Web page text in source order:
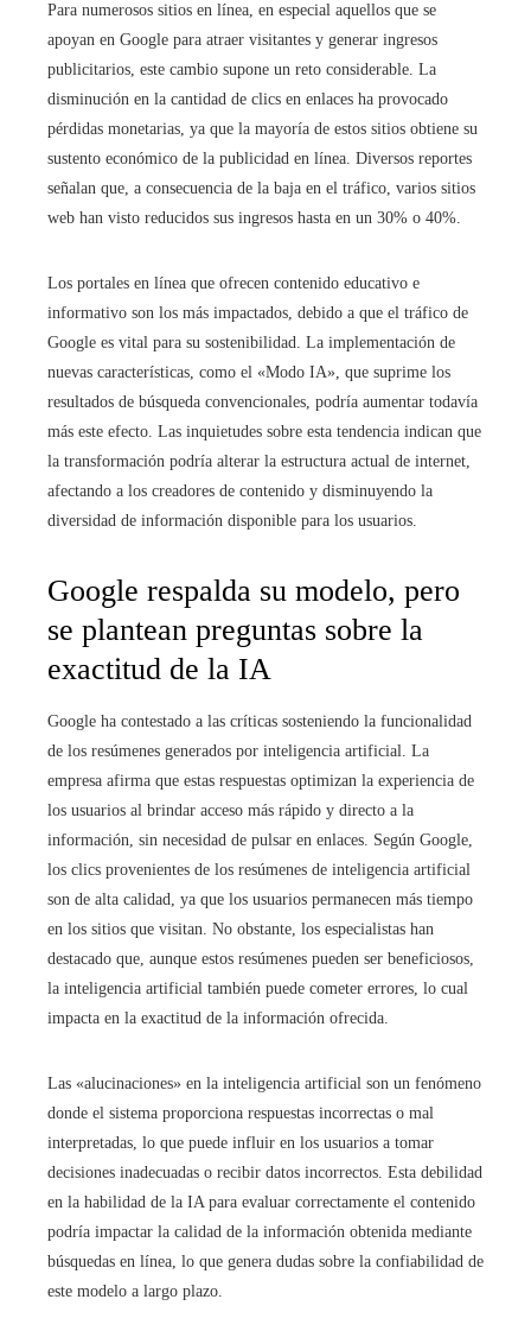
Para numerosos sitios en línea, en especial aquellos que se
apoyan en Google para atraer visitantes y generar ingresos
publicitarios, este cambio supone un reto considerable. La
disminución en la cantidad de clics en enlaces ha provocado
pérdidas monetarias, ya que la mayoría de estos sitios obtiene su
sustento económico de la publicidad en línea. Diversos reportes
señalan que, a consecuencia de la baja en el tráfico, varios sitios
web han visto reducidos sus ingresos hasta en un 30% o 40%.
Los portales en línea que ofrecen contenido educativo e
informativo son los más impactados, debido a que el tráfico de
Google es vital para su sostenibilidad. La implementación de
nuevas características, como el «Modo IA», que suprime los
resultados de búsqueda convencionales, podría aumentar todavía
más este efecto. Las inquietudes sobre esta tendencia indican que
la transformación podría alterar la estructura actual de internet,
afectando a los creadores de contenido y disminuyendo la
diversidad de información disponible para los usuarios.
Google respalda su modelo, pero
se plantean preguntas sobre la
exactitud de la IA
Google ha contestado a las críticas sosteniendo la funcionalidad
de los resúmenes generados por inteligencia artificial. La
empresa afirma que estas respuestas optimizan la experiencia de
los usuarios al brindar acceso más rápido y directo a la
información, sin necesidad de pulsar en enlaces. Según Google,
los clics provenientes de los resúmenes de inteligencia artificial
son de alta calidad, ya que los usuarios permanecen más tiempo
en los sitios que visitan. No obstante, los especialistas han
destacado que, aunque estos resúmenes pueden ser beneficiosos,
la inteligencia artificial también puede cometer errores, lo cual
impacta en la exactitud de la información ofrecida.
Las «alucinaciones» en la inteligencia artificial son un fenómeno
donde el sistema proporciona respuestas incorrectas o mal
interpretadas, lo que puede influir en los usuarios a tomar
decisiones inadecuadas o recibir datos incorrectos. Esta debilidad
en la habilidad de la IA para evaluar correctamente el contenido
podría impactar la calidad de la información obtenida mediante
búsquedas en línea, lo que genera dudas sobre la confiabilidad de
este modelo a largo plazo.